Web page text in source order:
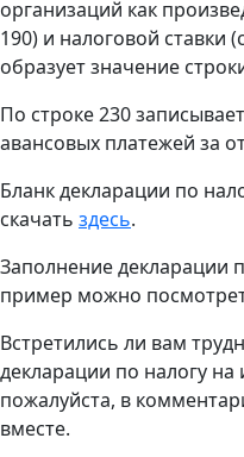
организаций как
190) и налоговой ставки
образует значение
По строке 230
авансовых платежей за
Бланк декларации по
скачать здесь.
Заполнение декларации
пример можно
Встретились ли вам
декларации по налогу
пожалуйста, в
вместе.